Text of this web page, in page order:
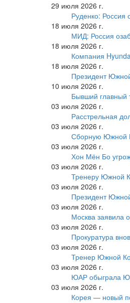
29 июля 2026 г.
Руденко: Россия
18 июля 2026 г.
МИД: Россия
18 июля 2026 г.
Компания
18 июля 2026 г.
Президент
10 июля 2026 г.
Бывший главный
03 июля 2026 г.
Расстрельная
03 июля 2026 г.
Сборную Южной
03 июля 2026 г.
Хон Мён Бо
03 июля 2026 г.
Тренеру Южной
03 июля 2026 г.
Президент
03 июля 2026 г.
Москва заявила
03 июля 2026 г.
Прокуратура
03 июля 2026 г.
Тренер Южной
03 июля 2026 г.
ЮАР обыграла
03 июля 2026 г.
Корея — новый